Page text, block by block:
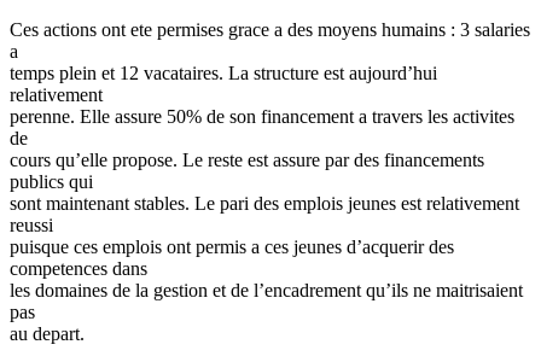
Ces actions ont ete permises grace a des moyens humains : 3 salaries
a
temps plein et 12 vacataires. La structure est aujourd’hui
relativement
perenne. Elle assure 50% de son financement a travers les activites
de
cours qu’elle propose. Le reste est assure par des financements
publics qui
sont maintenant stables. Le pari des emplois jeunes est relativement
reussi
puisque ces emplois ont permis a ces jeunes d’acquerir des
competences dans
les domaines de la gestion et de l’encadrement qu’ils ne maitrisaient
pas
au depart.